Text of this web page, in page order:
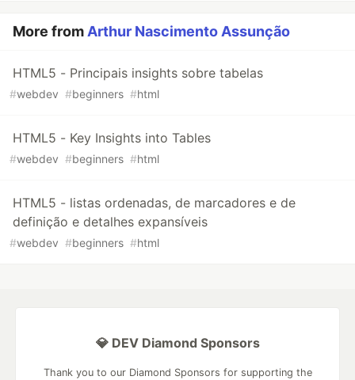
More from Arthur Nascimento Assunção
HTML5 - Principais insights sobre tabelas
#webdev #beginners #html
HTML5 - Key Insights into Tables
#webdev #beginners #html
HTML5 - listas ordenadas, de marcadores e de
definição e detalhes expansíveis
#webdev #beginners #html
💎 DEV Diamond Sponsors
Thank you to our Diamond Sponsors for supporting the